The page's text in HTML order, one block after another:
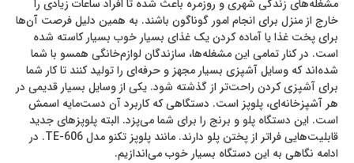
مشغله‌های زندگی شهری و روزمره باعث شده تا افراد ساعات زیادی را
خارج از منزل برای انجام امور گوناگون باشند. به همین دلیل فرصت آن‌ها
برای پخت غذا یا آماده کردن یک غذای بسیار خوب بسیار کاسته شده
است. در کنار تمامی این مشغله‌ها، سازندگان لوازم‌خانگی همسو با شما
شده‌اند که وسایل آشپزی بسیار مجهز و حرفه‌ای را تولید کنند تا کار شما
برای آشپزی کردن راحت‌تر از گذشته شود. یکی از وسایل بسیار قدیمی در
هر آشپزخانه‌ای، پلوپز است. دستگاهی که کاربرد آن دست‌مایه اسمش
است. این دستگاه پلو و برنج را برای شما می‌پزد. البته پلوپزهای جدید
قابلیت‌هایی فراتر از پختن پلو دارند. مانند پلوپز تکنو مدل TE-606. در
ادامه نگاهی به این دستگاه بسیار خوب می‌اندازیم.